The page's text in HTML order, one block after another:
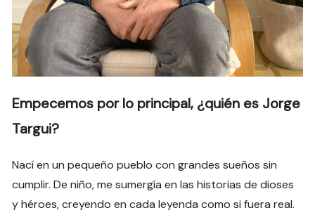
Empecemos por lo principal, ¿quién es Jorge
Targui?
Nací en un pequeño pueblo con grandes sueños sin
cumplir. De niño, me sumergía en las historias de dioses
y héroes, creyendo en cada leyenda como si fuera real.